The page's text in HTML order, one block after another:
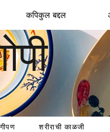
कपिकुल बद्दल
शरीराची काळजी